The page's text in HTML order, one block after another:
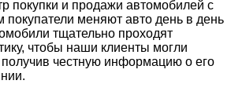
покупки и продажи автомобилей с
покупатели меняют авто день в день
тщательно проходят
чтобы наши клиенты могли
получив честную информацию о его